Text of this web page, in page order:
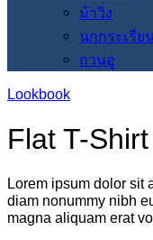
ม้าวิ่ง
นกกระเรีย
กวนอู
Lookbook
Flat T-
Lorem ipsum dolor sit
diam nonummy nibh
magna aliquam erat